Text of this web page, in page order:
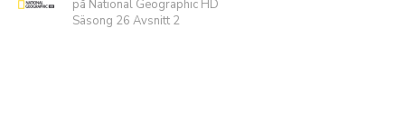
på National Geographic HD
Säsong 26 Avsnitt 2